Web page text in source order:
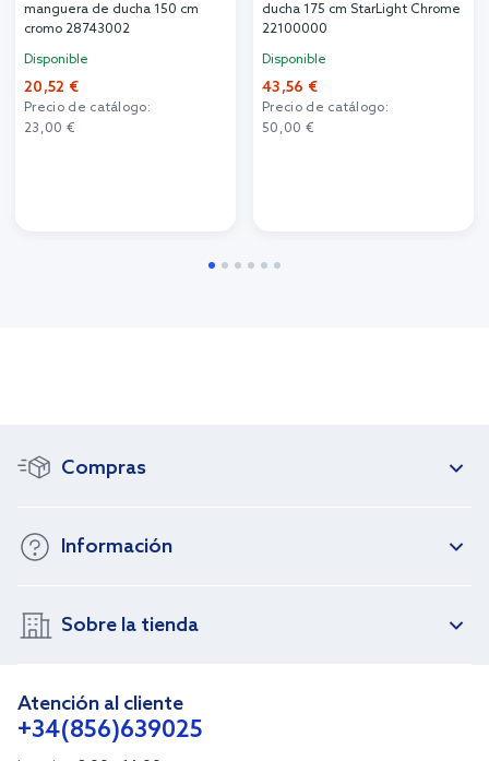
manguera de ducha 150 cm
cromo 28743002
Disponible
20,52 €
Precio de catálogo:
23,00 €
ducha 175 cm StarLight Chrome
22100000
Disponible
43,56 €
Precio de catálogo:
50,00 €
Compras
Información
Sobre la tienda
Atención al cliente
+34(856)639025